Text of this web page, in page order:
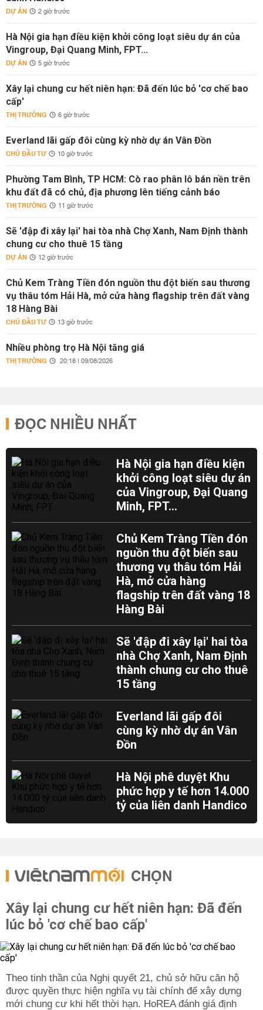
DỰ ÁN 2 giờ trước
Hà Nội gia hạn điều kiện khởi công loạt siêu dự án của
Vingroup, Đại Quang Minh, FPT...
DỰ ÁN 5 giờ trước
Xây lại chung cư hết niên hạn: Đã đến lúc bỏ 'cơ chế bao
cấp'
THỊ TRƯỜNG 6 giờ trước
Everland lãi gấp đôi cùng kỳ nhờ dự án Vân Đồn
CHỦ ĐẦU TƯ 10 giờ trước
Phường Tam Bình, TP HCM: Cò rao phân lô bán nền trên
khu đất đã có chủ, địa phương lên tiếng cảnh báo
THỊ TRƯỜNG 11 giờ trước
Sẽ 'đập đi xây lại' hai tòa nhà Chợ Xanh, Nam Định thành
chung cư cho thuê 15 tầng
DỰ ÁN 12 giờ trước
Chủ Kem Tràng Tiền đón nguồn thu đột biến sau thương
vụ thâu tóm Hải Hà, mở cửa hàng flagship trên đất vàng
18 Hàng Bài
CHỦ ĐẦU TƯ 13 giờ trước
Nhiều phòng trọ Hà Nội tăng giá
THỊ TRƯỜNG 20:18 | 09/08/2026
ĐỌC NHIỀU NHẤT
Hà Nội gia hạn điều kiện
khởi công loạt siêu dự án
của Vingroup, Đại Quang
Minh, FPT...
Chủ Kem Tràng Tiền đón
nguồn thu đột biến sau
thương vụ thâu tóm Hải
Hà, mở cửa hàng
flagship trên đất vàng 18
Hàng Bài
Sẽ 'đập đi xây lại' hai tòa
nhà Chợ Xanh, Nam Định
thành chung cư cho thuê
15 tầng
Everland lãi gấp đôi
cùng kỳ nhờ dự án Vân
Đồn
Hà Nội phê duyệt Khu
phức hợp y tế hơn 14.000
tỷ của liên danh Handico
CHỌN
Xây lại chung cư hết niên hạn: Đã đến
lúc bỏ 'cơ chế bao cấp'
Theo tinh thần của Nghị quyết 21, chủ sở hữu căn hộ
được quyền thực hiện nghĩa vụ tài chính để xây dựng
mới chung cư khi hết thời hạn. HoREA đánh giá định